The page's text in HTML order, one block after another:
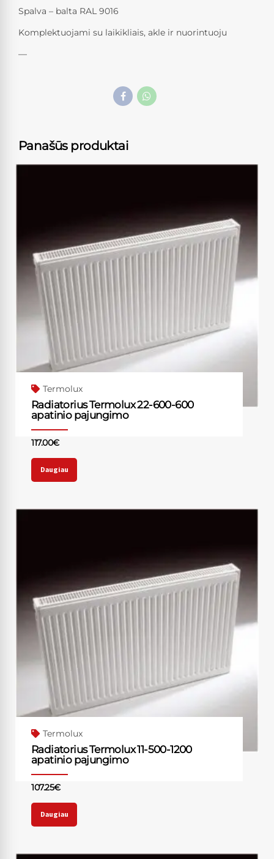
Spalva – balta RAL 9016
Komplektuojami su laikikliais, akle ir nuorintuoju
—
Panašūs produktai
Termolux
Radiatorius Termolux 22-600-600
apatinio pajungimo
117.00€
Daugiau
Termolux
Radiatorius Termolux 11-500-1200
apatinio pajungimo
107.25€
Daugiau